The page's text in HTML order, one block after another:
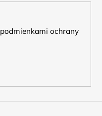
podmienkami ochrany